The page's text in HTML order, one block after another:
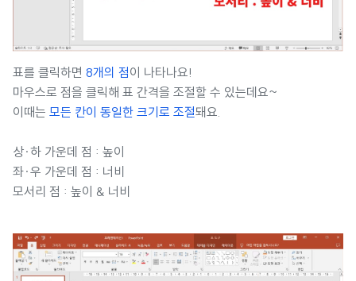
표를 클릭하면 8개의 점이 나타나요!
마우스로 점을 클릭해 표 간격을 조절할 수 있는데요~
이때는 모든 칸이 동일한 크기로 조절돼요.
상·하 가운데 점 : 높이
좌·우 가운데 점 : 너비
모서리 점 : 높이 & 너비